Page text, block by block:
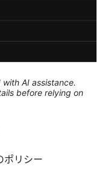
AI assistance.
before relying on
ポリシー